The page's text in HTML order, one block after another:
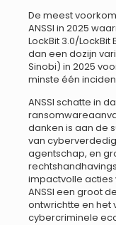
De meest
ANSSI in 2025
LockBit 3.0/
dan een dozijn
Sinobi) in 2025
minste één
ANSSI schatte in
danken is aan de
van
agentschap, en
impactvolle acties
ANSSI een groot
ontwrichtte en het
cybercriminele